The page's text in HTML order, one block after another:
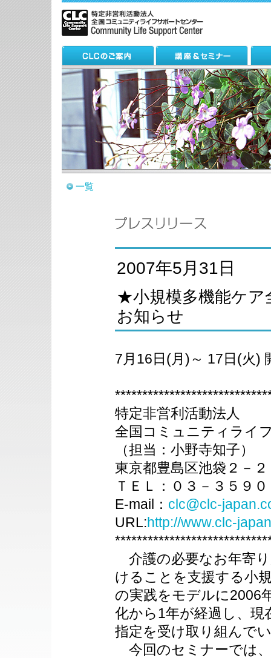
一覧
2007年5月31日
★小規模多機能ケ
お知らせ
7月16日(月)～ 17日(火)
特定非営利活動法人
全国コミュニティライ
（担当：小野寺知子）
東京都豊島区池袋２－
ＴＥＬ：０３－３５９
E-mail： clc@clc-
URL:http://www.clc-
介護の必要なお年寄
けることを支援する小
の実践をモデルに2006
化から1年が経過し、現
指定を受け取り組んで
今回のセミナーでは